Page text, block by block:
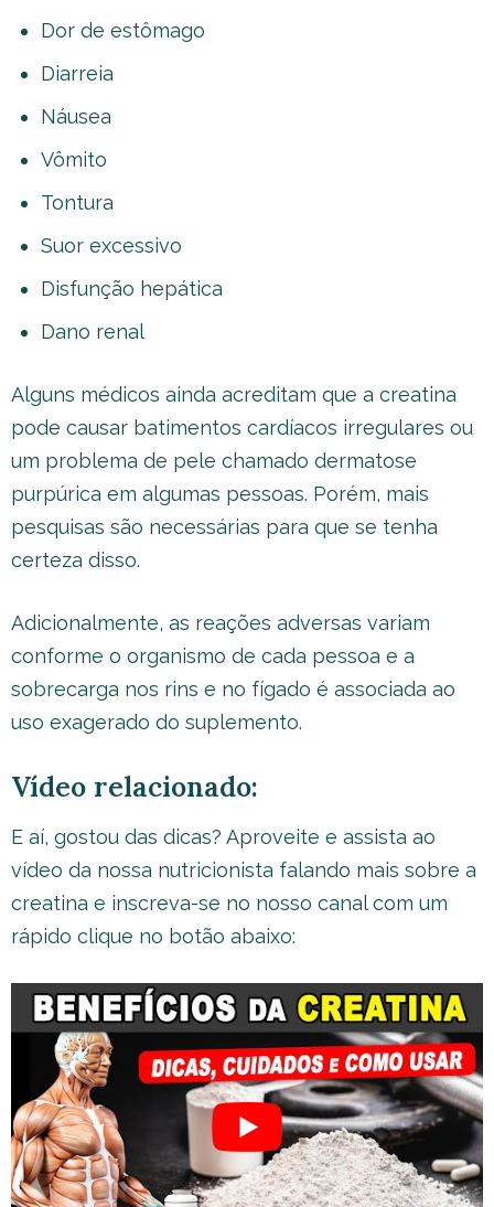
Dor de estômago
Diarreia
Náusea
Vômito
Tontura
Suor excessivo
Disfunção hepática
Dano renal
Alguns médicos ainda acreditam que a creatina
pode causar batimentos cardíacos irregulares ou
um problema de pele chamado dermatose
purpúrica em algumas pessoas. Porém, mais
pesquisas são necessárias para que se tenha
certeza disso.
Adicionalmente, as reações adversas variam
conforme o organismo de cada pessoa e a
sobrecarga nos rins e no fígado é associada ao
uso exagerado do suplemento.
Vídeo relacionado:
E aí, gostou das dicas? Aproveite e assista ao
vídeo da nossa nutricionista falando mais sobre a
creatina e inscreva-se no nosso canal com um
rápido clique no botão abaixo: